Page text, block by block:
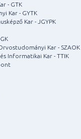
- GTK
Kar - GYTK
Kar - JGYPK
Kar - SZAOK
Informatikai Kar - TTIK